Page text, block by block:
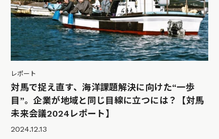
レポート
対馬で捉え直す、海洋課題解決に向けた“一歩
目”。企業が地域と同じ目線に立つには？【対馬
未来会議2024レポート】
2024.12.13